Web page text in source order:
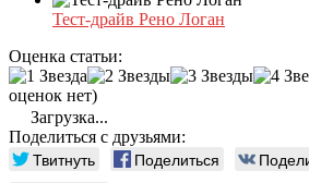
Тест-драйв Рено Логан
Оценка статьи:
оценок нет)
Загрузка...
Поделиться с друзьями:
Твитнуть Поделиться